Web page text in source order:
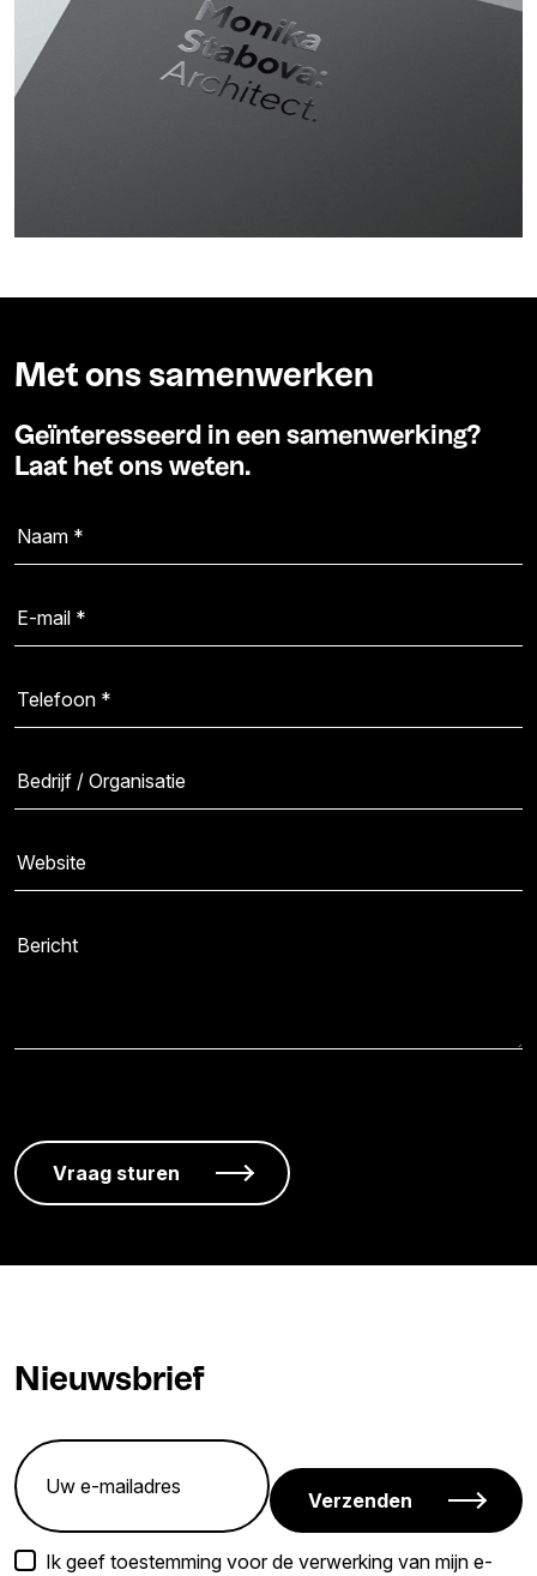
Met ons samenwerken
Geïnteresseerd in een samenwerking?
Laat het ons weten.
Nieuwsbrief
Verzenden
Ik geef toestemming voor de verwerking van mijn e-